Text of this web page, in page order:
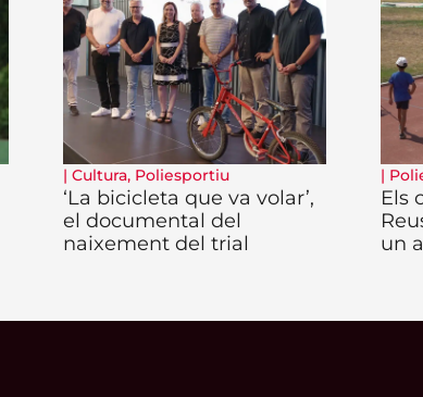
| Cultura, Poliesportiu
‘La bicicleta que va volar’,
el documental del
naixement del trial
|
Els
un